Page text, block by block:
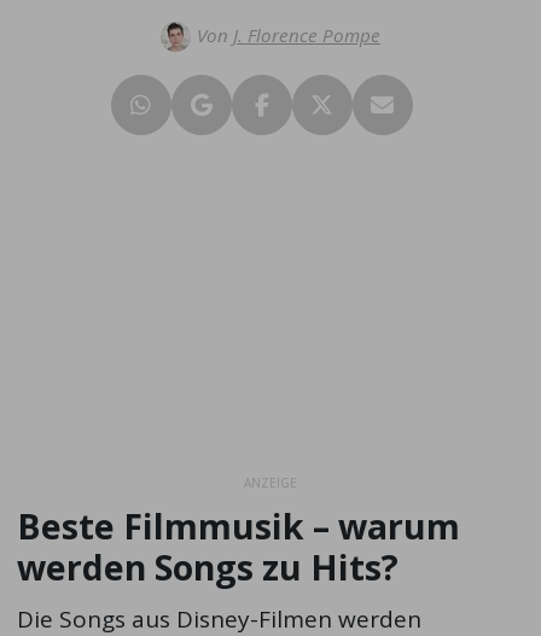
Von J. Florence Pompe
ANZEIGE
Beste Filmmusik – warum
werden Songs zu Hits?
Die Songs aus Disney-Filmen werden